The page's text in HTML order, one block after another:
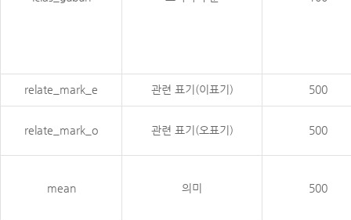
relate_mark_e 관련 표기(이표기) 500
relate_mark_o 관련 표기(오표기) 500
mean 의미 500